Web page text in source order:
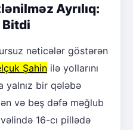
Ayrılıq:
Bitdi
nəticələr göstərən
Şahin ilə yollarını
yalnız bir qələbə
və beş dəfə məğlub
16-cı pillədə